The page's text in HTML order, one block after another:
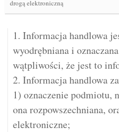
drogą elektroniczną
1. Informacja handlowa
wyodrębniana i
wątpliwości, że jest to
2. Informacja handlowa
1) oznaczenie podmiotu,
ona rozpowszechniana,
elektroniczne;